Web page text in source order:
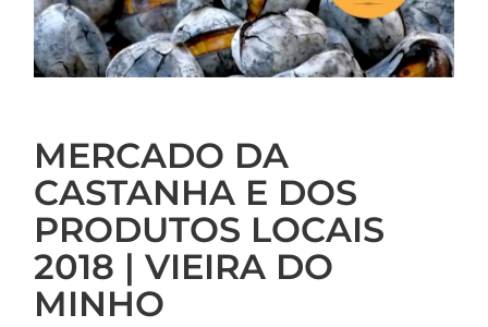
MERCADO DA
CASTANHA E DOS
PRODUTOS LOCAIS
2018 | VIEIRA DO
MINHO